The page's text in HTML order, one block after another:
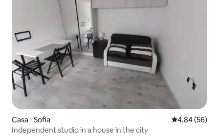
Casa ⋅ Sofia 4,84 de uma
4,84 (56)
Independent studio in a house in the city